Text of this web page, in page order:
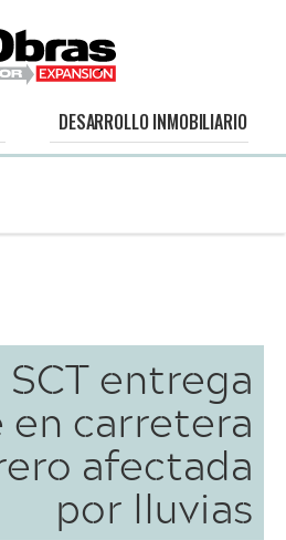
DESARROLLO INMOBILIARIO
SCT entrega
carretera
afectada
por lluvias